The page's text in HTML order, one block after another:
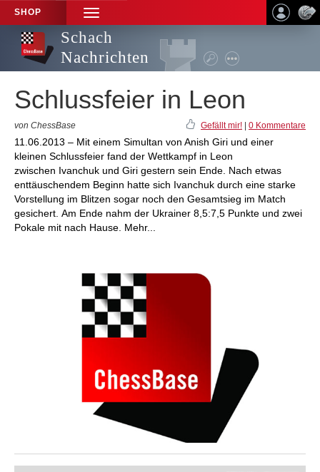
SHOP
TOGGLE
NAVIGATION
Schach
Nachrichten
Schlussfeier in Leon
von ChessBase Gefällt mir! 0 Kommentare
11.06.2013 – Mit einem Simultan von Anish Giri und einer
kleinen Schlussfeier fand der Wettkampf in Leon
zwischen Ivanchuk und Giri gestern sein Ende. Nach etwas
enttäuschendem Beginn hatte sich Ivanchuk durch eine starke
Vorstellung im Blitzen sogar noch den Gesamtsieg im Match
gesichert. Am Ende nahm der Ukrainer 8,5:7,5 Punkte und zwei
Pokale mit nach Hause. Mehr...